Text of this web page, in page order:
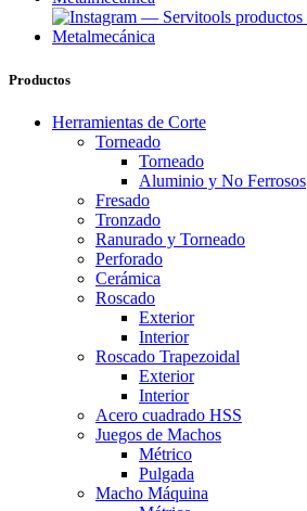
Productos
Herramientas de Corte
Torneado
Torneado
Aluminio y No Ferrosos
Fresado
Tronzado
Ranurado y Torneado
Perforado
Cerámica
Roscado
Exterior
Interior
Roscado Trapezoidal
Exterior
Interior
Acero cuadrado HSS
Juegos de Machos
Métrico
Pulgada
Macho Máquina